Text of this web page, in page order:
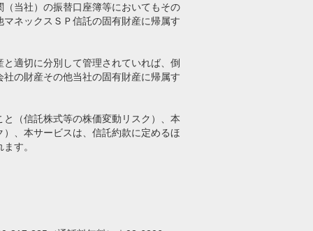
当社）の振替口座簿等においてもその
ネックスＳＰ信託の固有財産に帰属す
適切に分別して管理されていれば、倒
の財産その他当社の固有財産に帰属す
（信託株式等の株価変動リスク）、本
、本サービスは、信託約款に定めるほ
す。